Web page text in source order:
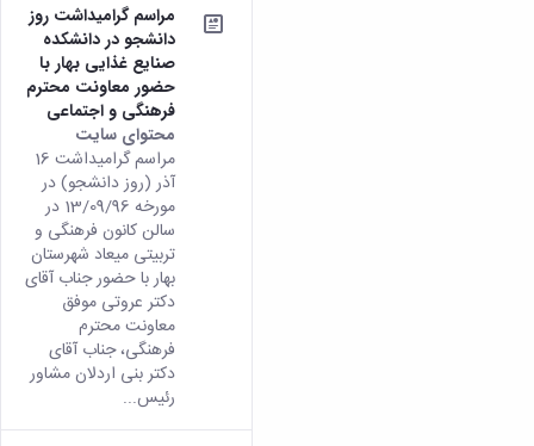
مراسم گرامیداشت روز
دانشجو در دانشکده
صنایع غذایی بهار با
حضور معاونت محترم
فرهنگی و اجتماعی
محتوای سایت
مراسم گرامیداشت 16
آذر (روز دانشجو) در
مورخه 13/09/96 در
سالن کانون فرهنگی و
تربیتی میعاد شهرستان
بهار با حضور جناب آقای
دکتر عروتی موفق
معاونت محترم
فرهنگی، جناب آقای
دکتر بنی اردلان مشاور
رئیس...